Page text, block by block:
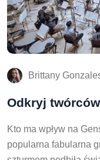
Brittany
Odkryj
Kto ma wpływ na
popularna fabularna